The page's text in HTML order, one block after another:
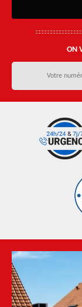
ON